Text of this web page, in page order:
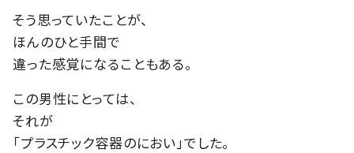
そう思っていたことが、
ほんのひと手間で
違った感覚になることもある。
この男性にとっては、
それが
「プラスチック容器のにおい」でした。